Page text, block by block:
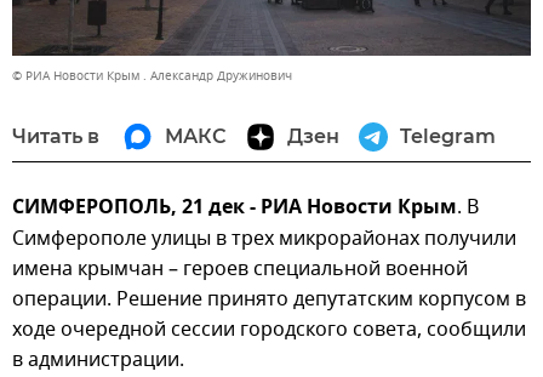
© РИА Новости Крым . Александр Дружинович
Читать в МАКС Дзен Telegram
СИМФЕРОПОЛЬ, 21 дек - РИА Новости Крым. В
Симферополе улицы в трех микрорайонах получили
имена крымчан – героев специальной военной
операции. Решение принято депутатским корпусом в
ходе очередной сессии городского совета, сообщили
в администрации.